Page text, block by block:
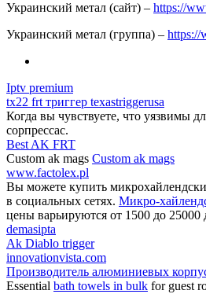
Украинский метал (сайт) – https://
Украинский метал (группа) – https://
Iptv premium
tx22 frt триггер texastriggerusa
Когда вы чувствуете, что уязвимы
сорпрессас.
Best AK FRT
Custom ak mags Custom ak mags
www.factolex.pl
Вы можете купить
в социальных сетях. Микро-
цены варьируются от 1500 до 25000
demasipta
Ak Diablo trigger
innovationvista.com
Производитель алюминиевых
Essential bath towels in bulk for guest